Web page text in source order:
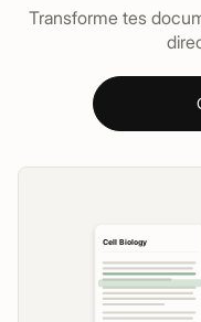
Transforme tes